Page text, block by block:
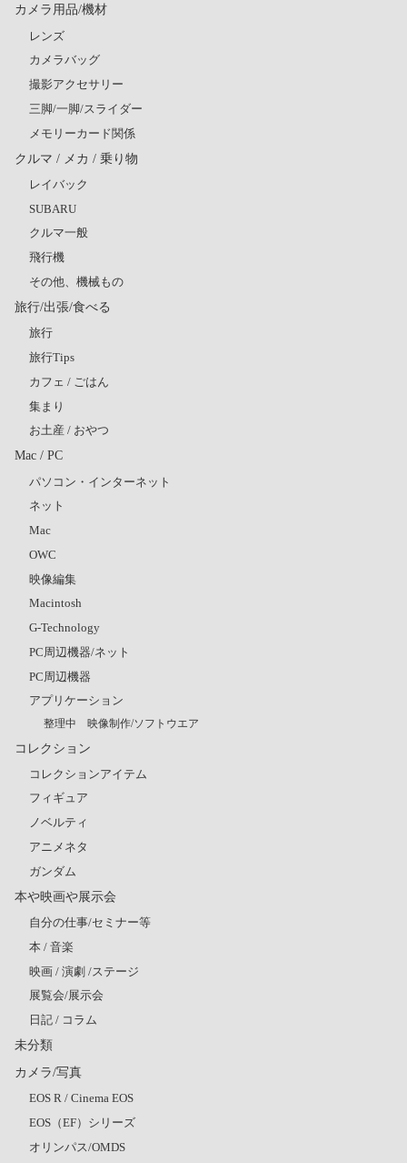
カメラ用品/機材
レンズ
カメラバッグ
撮影アクセサリー
三脚/一脚/スライダー
メモリーカード関係
クルマ / メカ / 乗り物
レイバック
SUBARU
クルマ一般
飛行機
その他、機械もの
旅行/出張/食べる
旅行
旅行Tips
カフェ / ごはん
集まり
お土産 / おやつ
Mac / PC
パソコン・インターネット
ネット
Mac
OWC
映像編集
Macintosh
G-Technology
PC周辺機器/ネット
PC周辺機器
アプリケーション
整理中 映像制作/ソフトウエア
コレクション
コレクションアイテム
フィギュア
ノベルティ
アニメネタ
ガンダム
本や映画や展示会
自分の仕事/セミナー等
本 / 音楽
映画 / 演劇 /ステージ
展覧会/展示会
日記 / コラム
未分類
カメラ/写真
EOS R / Cinema EOS
EOS（EF）シリーズ
オリンパス/OMDS